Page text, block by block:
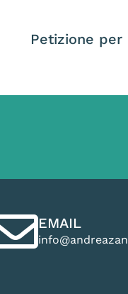
Petizione
EMAIL